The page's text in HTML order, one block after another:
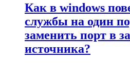
Как в windows
службы на один
заменить порт в
источника?